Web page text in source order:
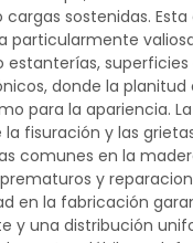
sostenidas.
particularmente
estanterías,
donde la
para la apariencia.
fisuración y las
comunes en la
y
en la fabricación
y una distribución